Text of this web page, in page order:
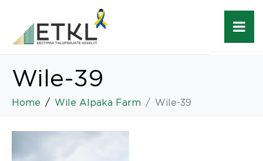
Wile-39
Home Wile Alpaka Farm Wile-39